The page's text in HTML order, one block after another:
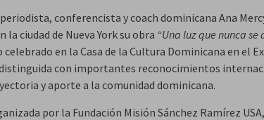
conferencista y coach dominicana Ana
ciudad de Nueva York su obra “Una luz que nunca se
en la Casa de la Cultura Dominicana en el
con importantes reconocimientos
y aporte a la comunidad dominicana.
por la Fundación Misión Sánchez Ramírez